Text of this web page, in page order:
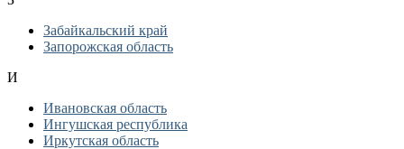
Забайкальский край
Запорожская область
И
Ивановская область
Ингушская республика
Иркутская область